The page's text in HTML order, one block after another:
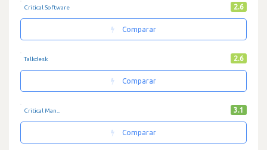
Critical Software 2.6
Comparar
Talkdesk 2.6
Comparar
Critical Man... 3.1
Comparar